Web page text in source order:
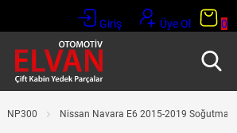
Giriş Üye Ol 0
NP300 Nissan Navara E6 2015-2019 Soğutma